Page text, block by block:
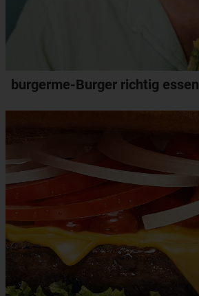
burgerme-Burger richtig essen